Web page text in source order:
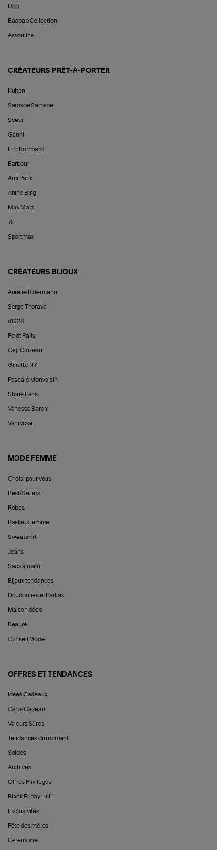
Ugg
Baobab Collection
Assouline
CRÉATEURS PRÊT-À-PORTER
Kujten
Samsoe Samsoe
Soeur
Ganni
Éric Bompard
Barbour
Ami Paris
Anine Bing
Max Mara
&
Sportmax
CRÉATEURS BIJOUX
Aurélie Bidermann
Serge Thoraval
d1928
Feidt Paris
Gigi Clozeau
Ginette NY
Pascale Monvoisin
Stone Paris
Vanessa Baroni
Vanrycke
MODE FEMME
Choisi pour vous
Best-Sellers
Robes
Baskets femme
Sweatshirt
Jeans
Sacs à main
Bijoux tendances
Doudounes et Parkas
Maison déco
Beauté
Conseil Mode
OFFRES ET TENDANCES
Idées Cadeaux
Carte Cadeau
Valeurs Sûres
Tendances du moment
Soldes
Archives
Offres Privilèges
Black Friday Lulli
Exclusivités
Fête des mères
Cérémonie